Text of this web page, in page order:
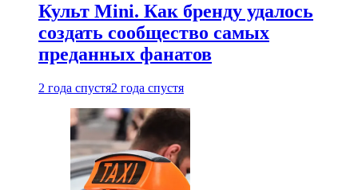
Культ Mini. Как бренду удалось
создать сообщество самых
преданных фанатов
2 года спустя2 года спустя